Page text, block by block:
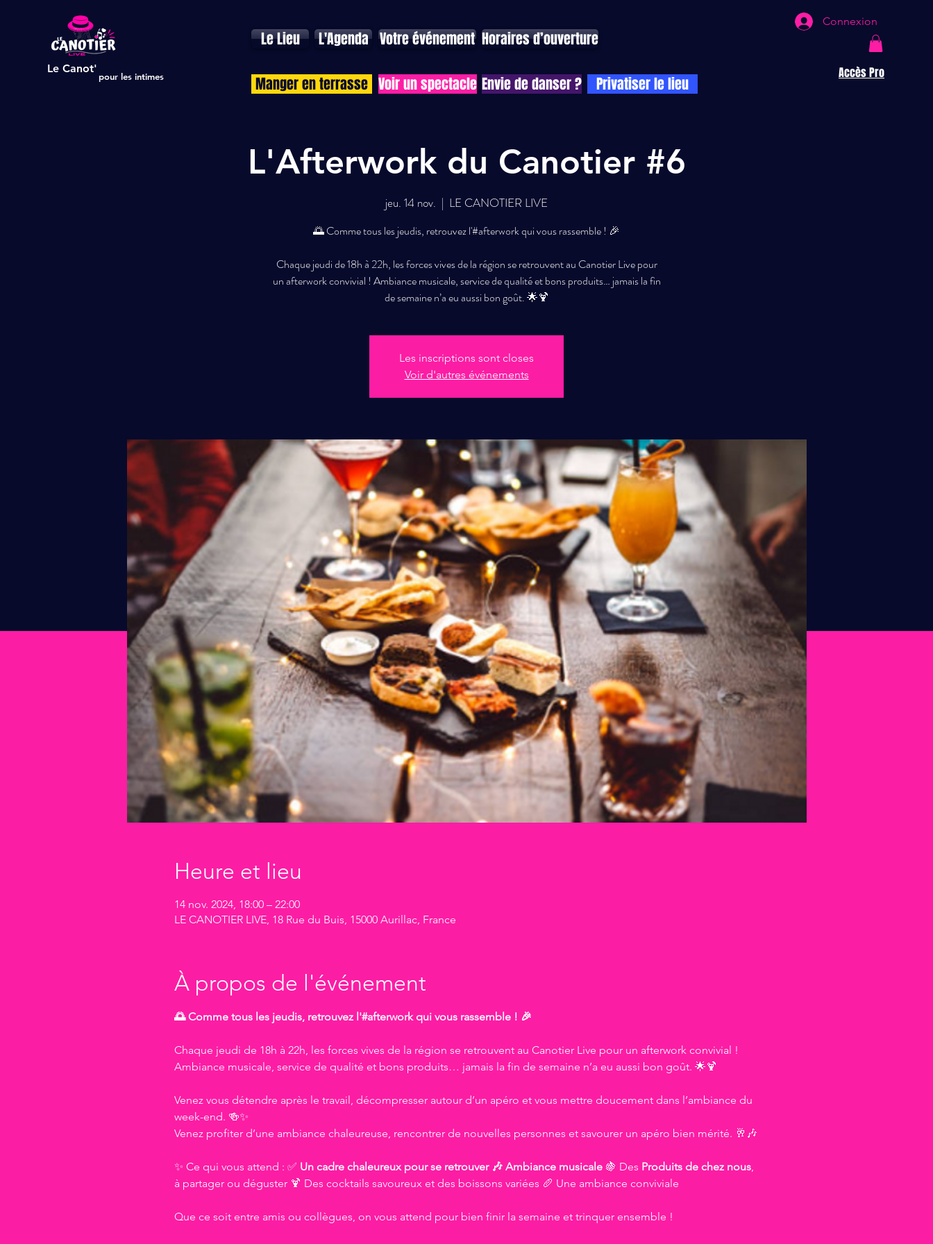
Le Canot'
pour les intimes
Le Lieu L'Agenda Votre événement Horaires d’ouverture
Manger en terrasse Voir un spectacle Envie de danser ? Privatiser le lieu
Connexion
Accès Pro
L'Afterwork du Canotier #6
jeu. 14 nov.
  |
LE CANOTIER LIVE
🌅 Comme tous les jeudis, retrouvez l'#afterwork qui vous rassemble ! 🎉
Chaque jeudi de 18h à 22h, les forces vives de la région se retrouvent au Canotier Live pour
un afterwork convivial ! Ambiance musicale, service de qualité et bons produits… jamais la fin
de semaine n’a eu aussi bon goût. 🌟🍹
Les inscriptions sont closes
Voir d'autres événements
Heure et lieu
14 nov. 2024, 18:00 – 22:00
LE CANOTIER LIVE, 18 Rue du Buis, 15000 Aurillac, France
À propos de l'événement
🌅 Comme tous les jeudis, retrouvez l'#afterwork qui vous rassemble ! 🎉
Chaque jeudi de 18h à 22h, les forces vives de la région se retrouvent au Canotier Live pour un afterwork convivial !
Ambiance musicale, service de qualité et bons produits… jamais la fin de semaine n’a eu aussi bon goût. 🌟🍹
Venez vous détendre après le travail, décompresser autour d’un apéro et vous mettre doucement dans l’ambiance du
week-end. 🍻✨
Venez profiter d’une ambiance chaleureuse, rencontrer de nouvelles personnes et savourer un apéro bien mérité. 🥂🎶
✨ Ce qui vous attend : ✅ Un cadre chaleureux pour se retrouver 🎶 Ambiance musicale 🍇 Des Produits de chez nous,
à partager ou déguster 🍹 Des cocktails savoureux et des boissons variées 🥖 Une ambiance conviviale
Que ce soit entre amis ou collègues, on vous attend pour bien finir la semaine et trinquer ensemble !